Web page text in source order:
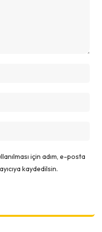
için adım, e-posta
kaydedilsin.